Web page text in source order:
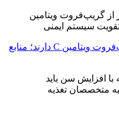
۷ ماده غذایی که بیشتر از گریپ‌فروت ویتامین C دارند؛ منابع